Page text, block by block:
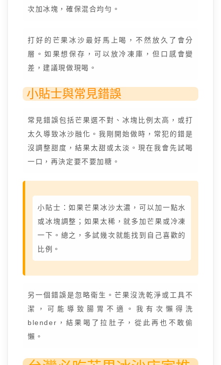
次加冰塊，確保混合均勻。
打好的芒果冰沙最好馬上喝，不然放久了會分
層。如果想保存，可以放冷凍庫，但口感會變
差，建議現做現喝。
小貼士與常見錯誤
常見錯誤包括芒果選不對、冰塊比例太高，或打
太久導致冰沙融化。我剛開始做時，常犯的錯是
沒調整甜度，結果太甜或太淡。現在我會先試喝
一口，再決定要不要加糖。
小貼士：如果芒果冰沙太濃，可以加一點水
或冰塊調整；如果太稀，就多加芒果或冷凍
一下。總之，多試幾次就能找到自己喜歡的
比例。
另一個錯誤是忽略衛生。芒果沒洗乾淨或工具不
潔，可能導致腸胃不適。我有次懶得洗
blender，結果喝了拉肚子，從此再也不敢偷
懶。